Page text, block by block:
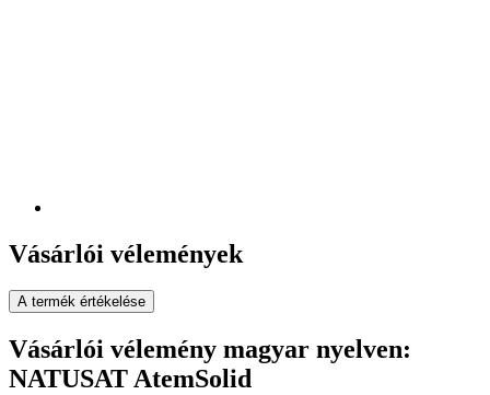
Vásárlói vélemények
A termék értékelése
Vásárlói vélemény magyar nyelven:
NATUSAT AtemSolid